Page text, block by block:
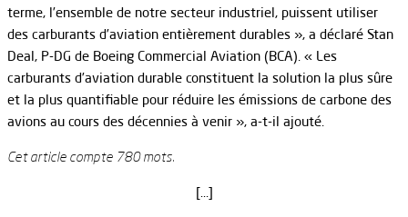
terme, l’ensemble de notre secteur industriel, puissent utiliser
des carburants d’aviation entièrement durables », a déclaré Stan
Deal, P-DG de Boeing Commercial Aviation (BCA). « Les
carburants d’aviation durable constituent la solution la plus sûre
et la plus quantifiable pour réduire les émissions de carbone des
avions au cours des décennies à venir », a-t-il ajouté.
Cet article compte 780 mots.
[…]